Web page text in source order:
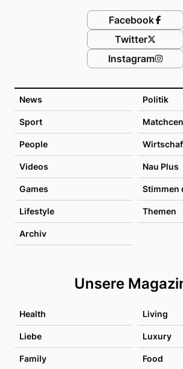
News Politik
Sport
People
Videos Nau Plus
Games Stimmen
Lifestyle Themen
Archiv
Unsere
Health Living
Liebe Luxury
Family Food
Facebook
Twitter
Instagram